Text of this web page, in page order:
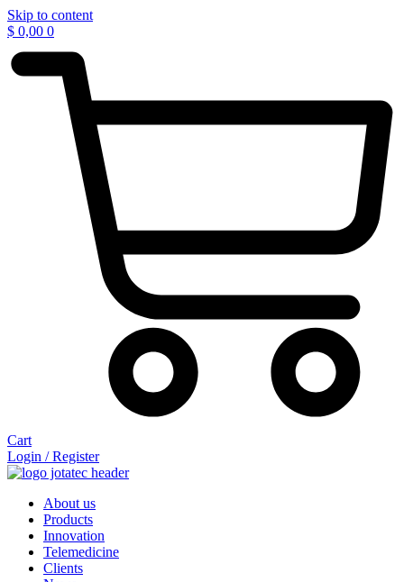
Skip to content
$ 0,00 0
Cart
Login / Register
About us
Products
Innovation
Telemedicine
Clients